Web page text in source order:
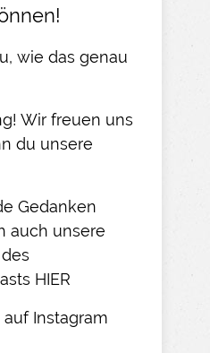
wie das genau
Wir freuen uns
du unsere
Gedanken
auch unsere
HIER
Instagram